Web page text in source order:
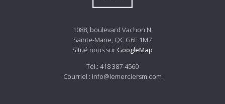
1088, boulevard Vachon N.
Sainte-Marie, QC G6E 1M7
Situé nous sur GoogleMap
Tél.: 418 387-4560
Courriel : info@lemerciersm.com